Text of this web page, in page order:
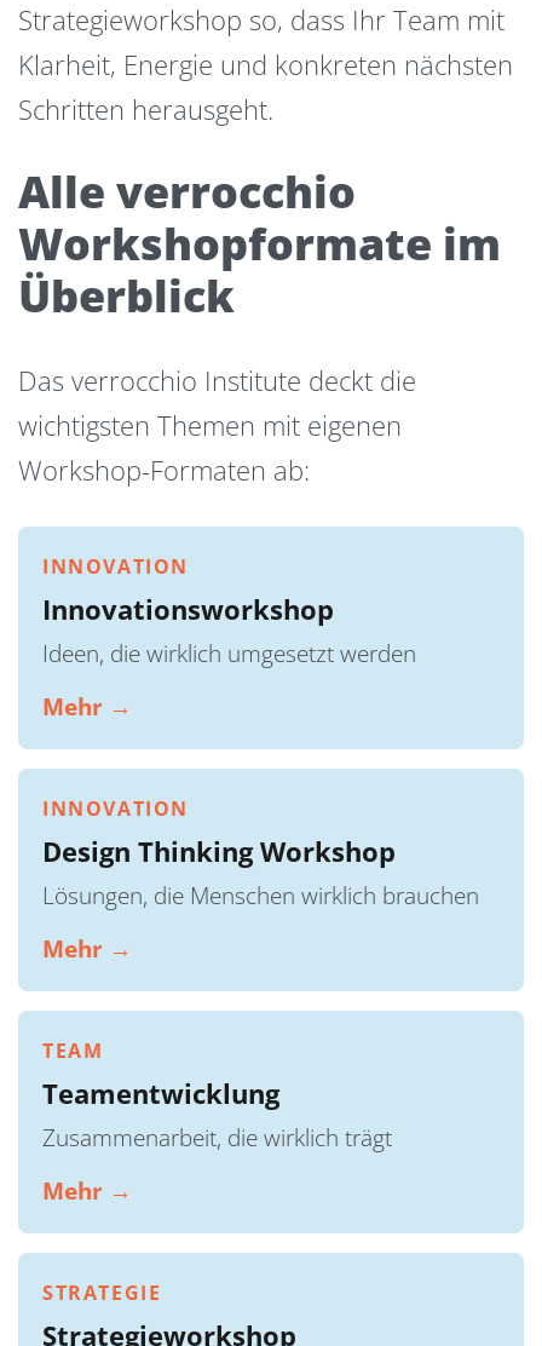
Strategieworkshop so, dass Ihr Team mit
Klarheit, Energie und konkreten nächsten
Schritten herausgeht.
Alle verrocchio
Workshopformate im
Überblick
Das verrocchio Institute deckt die
wichtigsten Themen mit eigenen
Workshop-Formaten ab:
INNOVATION
Innovationsworkshop
Ideen, die wirklich umgesetzt werden
Mehr →
INNOVATION
Design Thinking Workshop
Lösungen, die Menschen wirklich brauchen
Mehr →
TEAM
Teamentwicklung
Zusammenarbeit, die wirklich trägt
Mehr →
STRATEGIE
Strategieworkshop